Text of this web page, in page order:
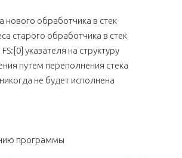
нового обработчика в стек
старого обработчика в стек
указателя на структуру
путем переполнения стека
не будет исполнена
программы